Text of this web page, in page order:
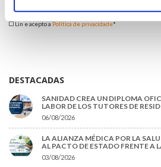
Lin e acepto aPolítica de privacidade*
DESTACADAS
SANIDAD CREA UN DIPLOMA
LABOR DE LOS TUTORES DE
06/08/2026
LA ALIANZA MÉDICA POR LA
AL PACTO DE ESTADO FRENTE A
03/08/2026